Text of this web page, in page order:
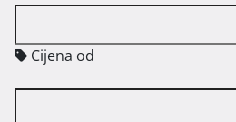
Cijena od